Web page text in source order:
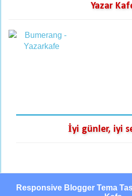
Yazar
İyi günler, iyi
Responsive Blogger Tema